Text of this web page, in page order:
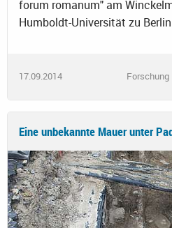
forum romanum" am
Humboldt-Universität zu
17.09.2014 Forschung
Eine unbekannte Mauer unter